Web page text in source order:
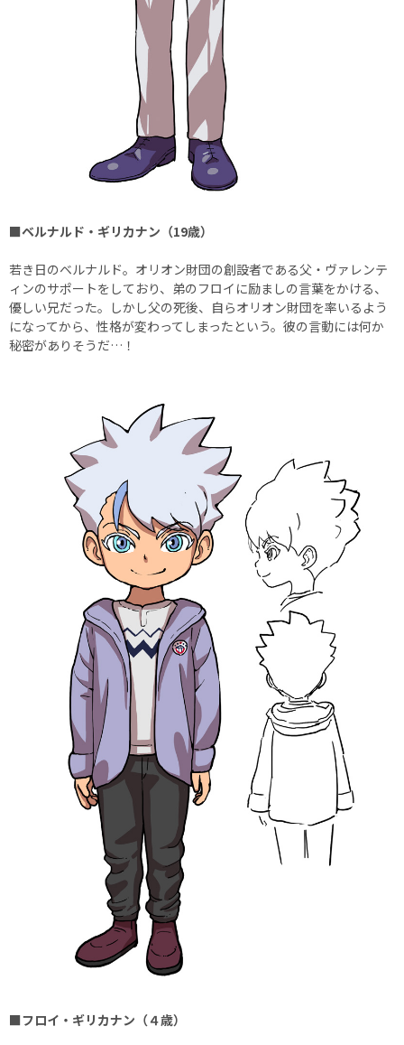
■ベルナルド・ギリカナン（19歳）
若き日のベルナルド。オリオン財団の創設者である父・ヴァレンテ
ィンのサポートをしており、弟のフロイに励ましの言葉をかける、
優しい兄だった。しかし父の死後、自らオリオン財団を率いるよう
になってから、性格が変わってしまったという。彼の言動には何か
秘密がありそうだ…！
■フロイ・ギリカナン（４歳）